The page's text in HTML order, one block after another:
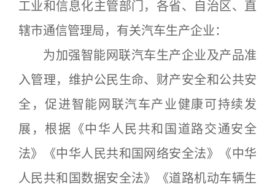
工业和信息化主管部门，各省、自治区、直
辖市通信管理局，有关汽车生产企业：
为加强智能网联汽车生产企业及产品准
入管理，维护公民生命、财产安全和公共安
全，促进智能网联汽车产业健康可持续发
展，根据《中华人民共和国道路交通安全
法》《中华人民共和国网络安全法》《中华
人民共和国数据安全法》《道路机动车辆生